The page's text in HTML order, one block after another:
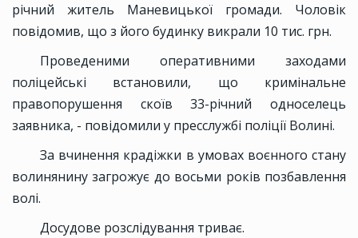
річний житель Маневицької громади. Чоловік
повідомив, що з його будинку викрали 10 тис. грн.
Проведеними оперативними заходами
поліцейські встановили, що кримінальне
правопорушення скоїв 33-річний односелець
заявника, - повідомили у пресслужбі поліції Волині.
За вчинення крадіжки в умовах воєнного стану
волинянину загрожує до восьми років позбавлення
волі.
Досудове розслідування триває.